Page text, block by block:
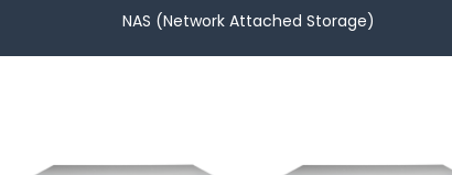
NAS (Network Attached Storage)